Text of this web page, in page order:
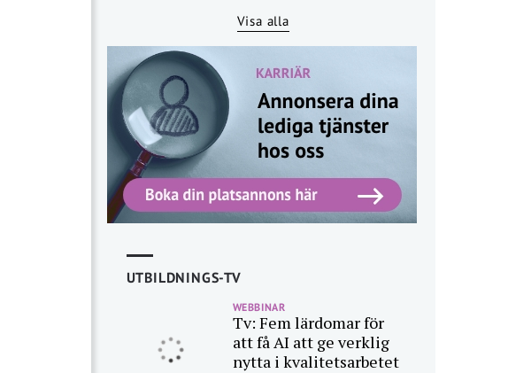
Visa alla
UTBILDNINGS-TV
WEBBINAR
Tv: Fem lärdomar för
att få AI att ge verklig
nytta i kvalitetsarbetet